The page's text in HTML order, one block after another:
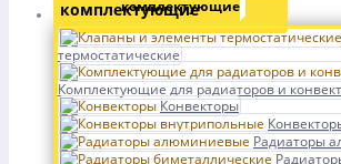
комплектующие
термостатические
Комплектующие для радиаторов и
Конвекторы
Радиаторы